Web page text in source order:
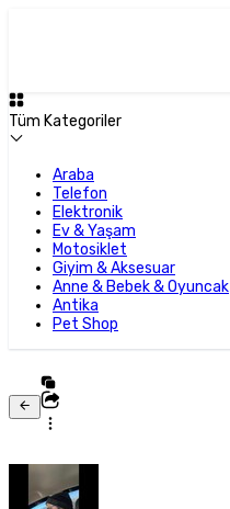
Tüm Kategoriler
Araba
Telefon
Elektronik
Ev & Yaşam
Motosiklet
Giyim & Aksesuar
Anne & Bebek & Oyuncak
Antika
Pet Shop